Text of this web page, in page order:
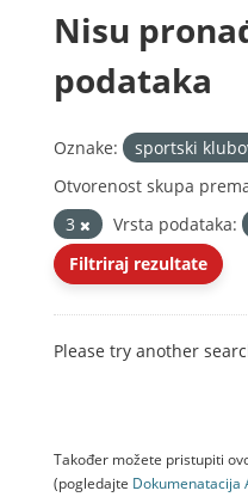
Nisu
podataka
Oznake: sportski
Otvorenost skupa
3
Vrsta podataka:
Filtriraj rezultate
Please try another
Također možete pristupiti
(pogledajte Dokumenаtаcijа